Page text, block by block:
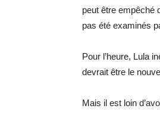
peut être empêché
pas été examinés
Pour l’heure, Lula
devrait être le
Mais il est loin